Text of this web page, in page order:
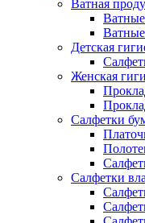
Ватная
Детская
Женская
Салфетки
Салфетки